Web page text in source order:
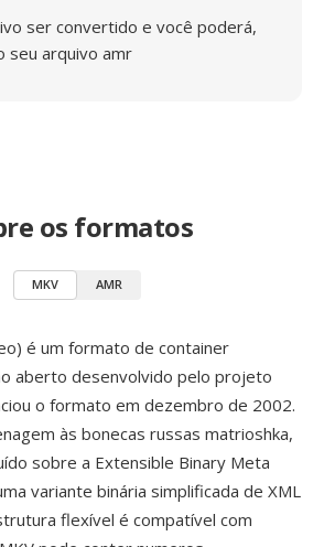
ser convertido e você poderá,
seu arquivo amr
os formatos
MKV AMR
é um formato de container
aberto desenvolvido pelo projeto
o formato em dezembro de 2002.
às bonecas russas matrioshka,
sobre a Extensible Binary Meta
variante binária simplificada de XML
flexível é compatível com